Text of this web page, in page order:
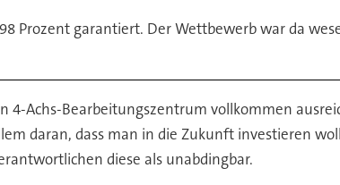
Prozent garantiert. Der Wettbewerb war da
Achs-Bearbeitungszentrum vollkommen
daran, dass man in die Zukunft investieren
diese als unabdingbar.